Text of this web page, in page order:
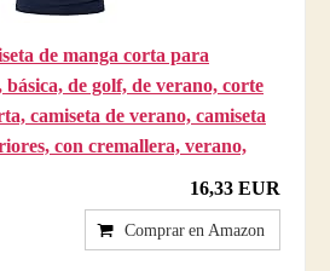
de manga corta para
de golf, de verano, corte
camiseta de verano, camiseta
con cremallera, verano,
16,33 EUR
Comprar en Amazon